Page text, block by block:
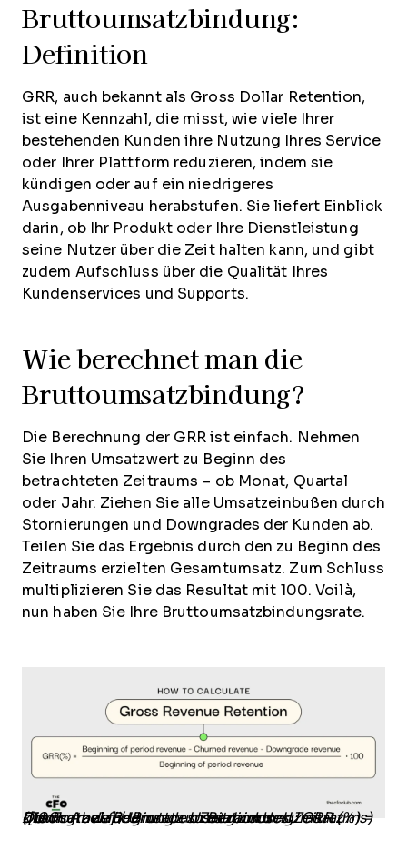
Bruttoumsatzbindung:
Definition
GRR, auch bekannt als Gross Dollar Retention,
ist eine Kennzahl, die misst, wie viele Ihrer
bestehenden Kunden ihre Nutzung Ihres Service
oder Ihrer Plattform reduzieren, indem sie
kündigen oder auf ein niedrigeres
Ausgabenniveau herabstufen. Sie liefert Einblick
darin, ob Ihr Produkt oder Ihre Dienstleistung
seine Nutzer über die Zeit halten kann, und gibt
zudem Aufschluss über die Qualität Ihres
Kundenservices und Supports.
Wie berechnet man die
Bruttoumsatzbindung?
Die Berechnung der GRR ist einfach. Nehmen
Sie Ihren Umsatzwert zu Beginn des
betrachteten Zeitraums – ob Monat, Quartal
oder Jahr. Ziehen Sie alle Umsatzeinbußen durch
Stornierungen und Downgrades der Kunden ab.
Teilen Sie das Ergebnis durch den zu Beginn des
Zeitraums erzielten Gesamtumsatz. Zum Schluss
multiplizieren Sie das Resultat mit 100. Voilà,
nun haben Sie Ihre Bruttoumsatzbindungsrate.
Die Formel für Bruttoumsatzbindung: GRR (%) = ([Umsatz zu Beginn des Zeitraums - Umsatz durch Abwanderung - Umsatz durch Downgrade] / Umsatz zu Beginn des Zeitraums) x100